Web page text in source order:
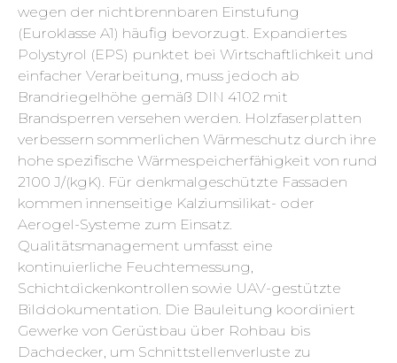
wegen der nichtbrennbaren Einstufung
(Euroklasse A1) häufig bevorzugt. Expandiertes
Polystyrol (EPS) punktet bei Wirtschaftlichkeit und
einfacher Verarbeitung, muss jedoch ab
Brandriegelhöhe gemäß DIN 4102 mit
Brandsperren versehen werden. Holzfaserplatten
verbessern sommerlichen Wärmeschutz durch ihre
hohe spezifische Wärmespeicherfähigkeit von rund
2100 J/(kgK). Für denkmalgeschützte Fassaden
kommen innenseitige Kalziumsilikat- oder
Aerogel-Systeme zum Einsatz.
Qualitätsmanagement umfasst eine
kontinuierliche Feuchtemessung,
Schichtdickenkontrollen sowie UAV-gestützte
Bilddokumentation. Die Bauleitung koordiniert
Gewerke von Gerüstbau über Rohbau bis
Dachdecker, um Schnittstellenverluste zu